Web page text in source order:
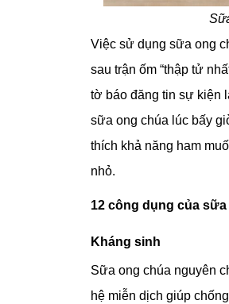
Việc sử dụng sữa ong
sau trận ốm “thập tử
tờ báo đăng tin sự kiện
sữa ong chúa lúc bấy
thích khả năng ham
nhỏ.
12 công dụng của
Kháng sinh
Sữa ong chúa nguyên
hệ miễn dịch giúp